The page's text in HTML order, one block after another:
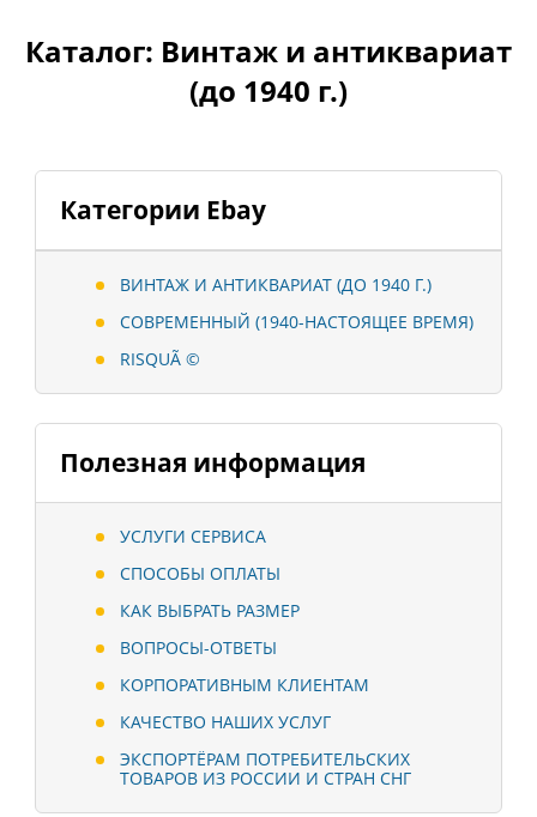
Категории Ebay
ВИНТАЖ И АНТИКВАРИАТ (ДО 1940 Г.)
СОВРЕМЕННЫЙ (1940-НАСТОЯЩЕЕ ВРЕМЯ)
RISQUÃ ©
Полезная информация
УСЛУГИ СЕРВИСА
СПОСОБЫ ОПЛАТЫ
КАК ВЫБРАТЬ РАЗМЕР
ВОПРОСЫ-ОТВЕТЫ
КОРПОРАТИВНЫМ КЛИЕНТАМ
КАЧЕСТВО НАШИХ УСЛУГ
ЭКСПОРТЁРАМ ПОТРЕБИТЕЛЬСКИХ
ТОВАРОВ ИЗ РОССИИ И СТРАН СНГ
Каталог: Винтаж и антиквариат
(до 1940 г.)